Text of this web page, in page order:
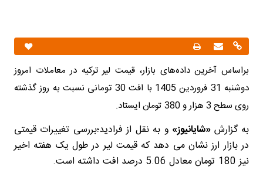
براساس آخرین داده‌های بازار، قیمت لیر ترکیه در معاملات امروز
دوشنبه 31 فروردین 1405 با افت 30 تومانی نسبت به روز گذشته
روی سطح 3 هزار و 380 تومان ایستاد.
به گزارش «شایانیوز» و به نقل از فرادید؛بررسی تغییرات قیمتی
در بازار ارز نشان می دهد که قیمت لیر در طول یک هفته اخیر
نیز 180 تومان معادل 5.06 درصد افت داشته است.